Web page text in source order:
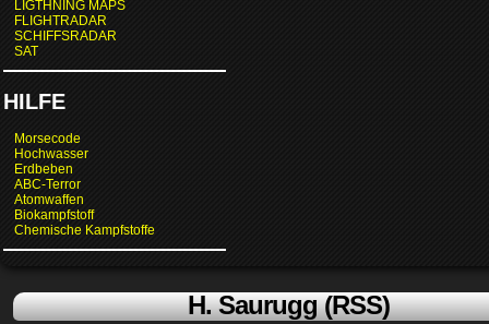
LIGTHNING MAPS
FLIGHTRADAR
SCHIFFSRADAR
SAT
HILFE
Morsecode
Hochwasser
Erdbeben
ABC-Terror
Atomwaffen
Biokampfstoff
Chemische Kampfstoffe
H. Saurugg (RSS)